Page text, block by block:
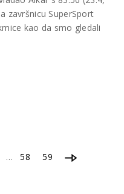
završnicu SuperSport
kao da smo gledali
… 58 59